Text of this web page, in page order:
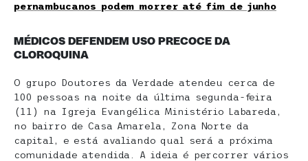
pernambucanos podem morrer até fim de junho
MÉDICOS DEFENDEM USO PRECOCE DA
CLOROQUINA
O grupo Doutores da Verdade atendeu cerca de
100 pessoas na noite da última segunda-feira
(11) na Igreja Evangélica Ministério Labareda,
no bairro de Casa Amarela, Zona Norte da
capital, e está avaliando qual será a próxima
comunidade atendida. A ideia é percorrer vários